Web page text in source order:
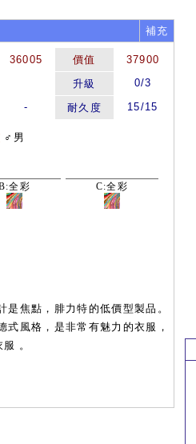
補充
36005 價值
37900
升級 0/3
- 耐久度 15/15
♂男
全彩 C:全彩
焦點，腓力特的低價型製品。
式風格，是非常有魅力的衣服，
。